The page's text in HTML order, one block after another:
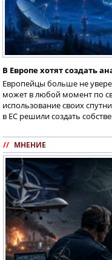
В Европе хотят создать
Европейцы больше не
может в любой момент по
использование своих
в ЕС решили создать
// МНЕНИЕ